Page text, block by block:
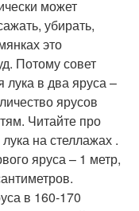
может
убирать,
это
Потому совет
в два яруса –
ярусов
Читайте про
на стеллажах .
яруса – 1 метр,
в 160-170